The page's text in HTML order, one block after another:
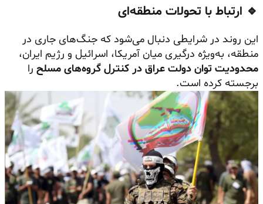
🔹 ارتباط با تحولات منطقه‌ای
این روند در شرایطی دنبال می‌شود که جنگ‌های جاری در
منطقه، به‌ویژه درگیری میان آمریکا، اسرائیل و رژیم ایران،
محدودیت توان دولت عراق در کنترل گروه‌های مسلح را
برجسته کرده است.